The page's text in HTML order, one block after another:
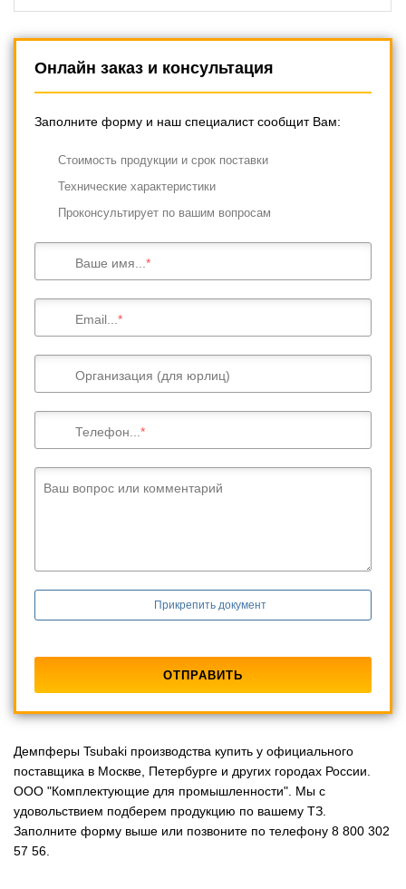
Онлайн заказ и консультация
Заполните форму и наш специалист сообщит Вам:
Cтоимость продукции и срок поставки
Технические характеристики
Проконсультирует по вашим вопросам
Ваше имя...
Email...
Организация (для юрлиц)
Телефон...
Ваш вопрос или комментарий
Прикрепить документ
Демпферы Tsubaki производства купить у официального
поставщика в Москве, Петербурге и других городах России.
ООО "Комплектующие для промышленности". Мы с
удовольствием подберем продукцию по вашему ТЗ.
Заполните форму выше или позвоните по телефону 8 800 302
57 56.